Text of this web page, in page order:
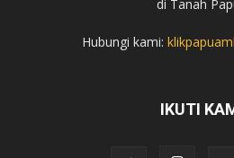
di Tanah
Hubungi kami:
IKUTI